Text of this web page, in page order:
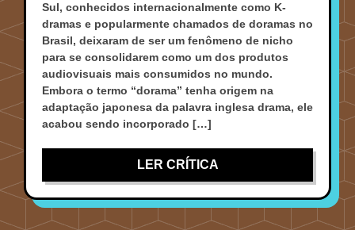
Sul, conhecidos internacionalmente como K-
dramas e popularmente chamados de doramas no
Brasil, deixaram de ser um fenômeno de nicho
para se consolidarem como um dos produtos
audiovisuais mais consumidos no mundo.
Embora o termo “dorama” tenha origem na
adaptação japonesa da palavra inglesa drama, ele
acabou sendo incorporado […]
LER CRÍTICA